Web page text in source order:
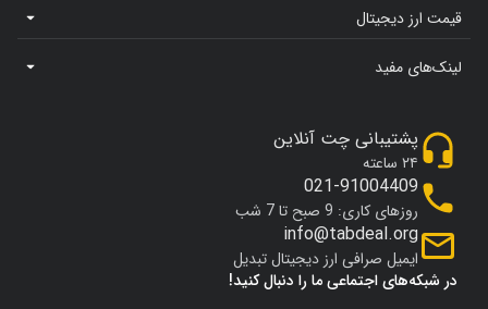
قیمت ارز دیجیتال
لینک‌های مفید
در شبکه‌های اجتماعی ما را دنبال کنید!
پشتیبانی چت آنلاین
۲۴ ساعته
021-91004409
روزهای کاری: 9 صبح تا 7 شب
info@tabdeal.org
ایمیل صرافی ارز دیجیتال تبدیل